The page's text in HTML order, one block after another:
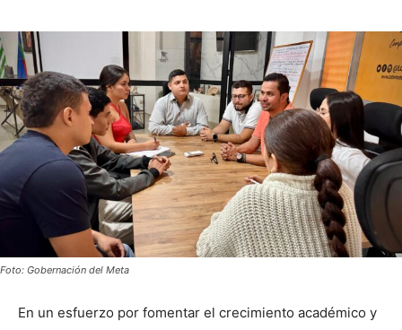
Foto: Gobernación del Meta
En un esfuerzo por fomentar el crecimiento académico y